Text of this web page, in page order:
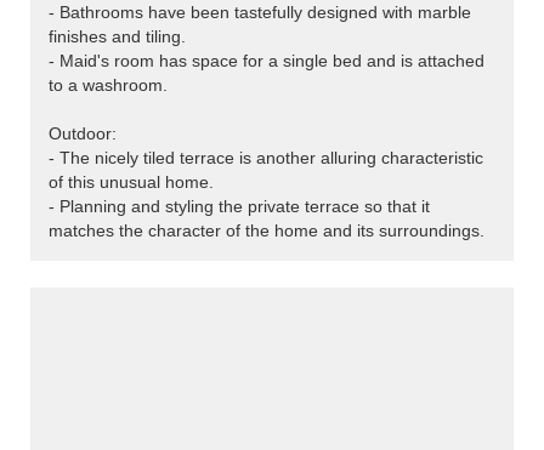
- Bathrooms have been tastefully designed with marble
finishes and tiling.
- Maid's room has space for a single bed and is attached
to a washroom.
Outdoor:
- The nicely tiled terrace is another alluring characteristic
of this unusual home.
- Planning and styling the private terrace so that it
matches the character of the home and its surroundings.